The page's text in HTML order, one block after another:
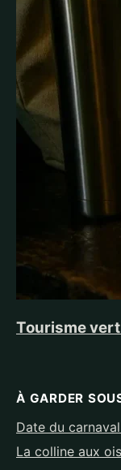
Tourisme
À GARDER
Date du
La colline aux